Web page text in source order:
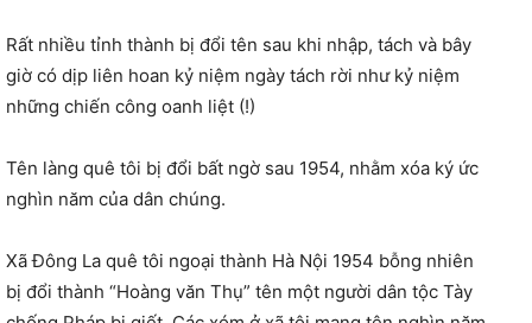
Rất nhiều tỉnh thành bị đổi tên sau khi nhập, tách và bây
giờ có dịp liên hoan kỷ niệm ngày tách rời như kỷ niệm
những chiến công oanh liệt (!)
Tên làng quê tôi bị đổi bất ngờ sau 1954, nhằm xóa ký ức
nghìn năm của dân chúng.
Xã Đông La quê tôi ngoại thành Hà Nội 1954 bỗng nhiên
bị đổi thành “Hoàng văn Thụ” tên một người dân tộc Tày